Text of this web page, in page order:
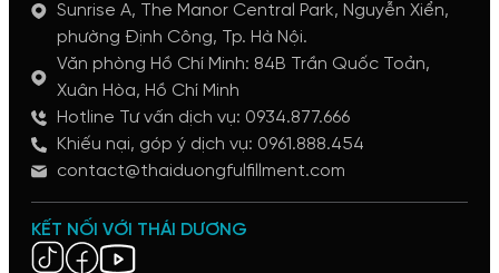
Sunrise A, The Manor Central Park, Nguyễn Xiển,
phường Định Công, Tp. Hà Nội.
Văn phòng Hồ Chí Minh: 84B Trần Quốc Toản,
Xuân Hòa, Hồ Chí Minh
Hotline Tư vấn dịch vụ: 0934.877.666
Khiếu nại, góp ý dịch vụ: 0961.888.454
contact@thaiduongfulfillment.com
KẾT NỐI VỚI THÁI DƯƠNG